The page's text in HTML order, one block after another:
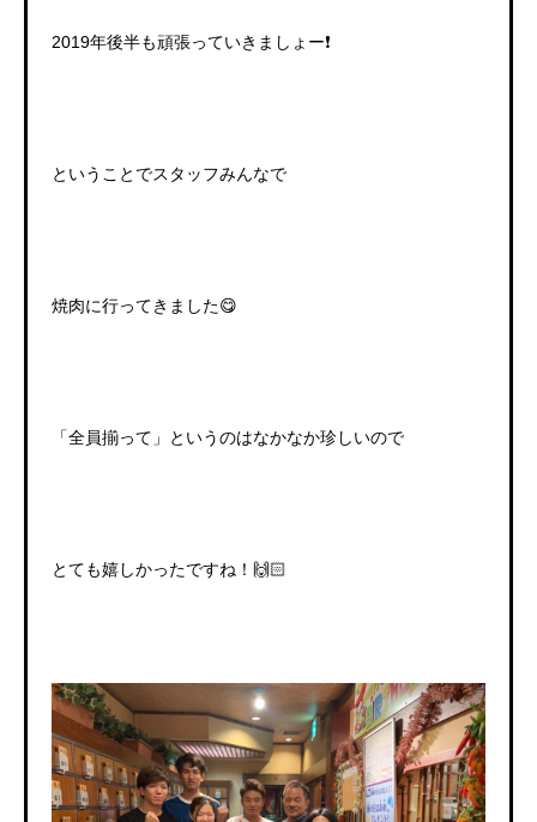
2019年後半も頑張っていきましょー❗️
ということでスタッフみんなで
焼肉に行ってきました😋
「全員揃って」というのはなかなか珍しいので
とても嬉しかったですね！🙌🏻